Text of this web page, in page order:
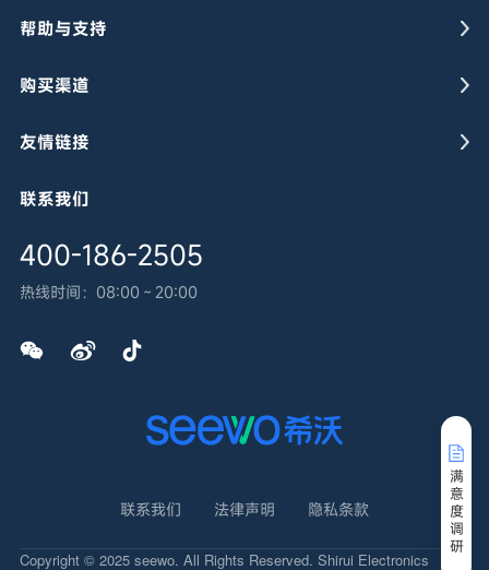
帮助与支持
购买渠道
友情链接
联系我们
400-186-2505
热线时间： 08:00～20:00
联系我们 法律声明 隐私条款
Copyright © 2025 seewo. All Rights Reserved. Shirui Electronics
返回顶部
满
意
度
调
研